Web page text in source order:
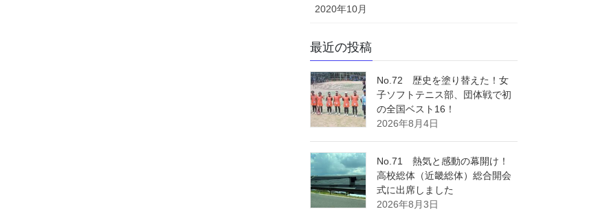
2020年10月
最近の投稿
No.72 歴史を塗り替えた！女
子ソフトテニス部、団体戦で初
の全国ベスト16！
2026年8月4日
No.71 熱気と感動の幕開け！
高校総体（近畿総体）総合開会
式に出席しました
2026年8月3日